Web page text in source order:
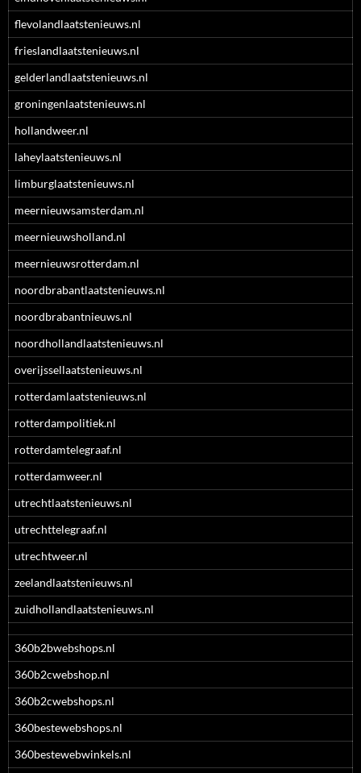
flevolandlaatstenieuws.nl
frieslandlaatstenieuws.nl
gelderlandlaatstenieuws.nl
groningenlaatstenieuws.nl
hollandweer.nl
laheylaatstenieuws.nl
limburglaatstenieuws.nl
meernieuwsamsterdam.nl
meernieuwsholland.nl
meernieuwsrotterdam.nl
noordbrabantlaatstenieuws.nl
noordbrabantnieuws.nl
noordhollandlaatstenieuws.nl
overijssellaatstenieuws.nl
rotterdamlaatstenieuws.nl
rotterdampolitiek.nl
rotterdamtelegraaf.nl
rotterdamweer.nl
utrechtlaatstenieuws.nl
utrechttelegraaf.nl
utrechtweer.nl
zeelandlaatstenieuws.nl
zuidhollandlaatstenieuws.nl
360b2bwebshops.nl
360b2cwebshop.nl
360b2cwebshops.nl
360bestewebshops.nl
360bestewebwinkels.nl